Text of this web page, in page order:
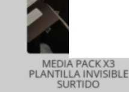
MEDIA PACK X3
PLANTILLA INVISIBLE
SURTIDO